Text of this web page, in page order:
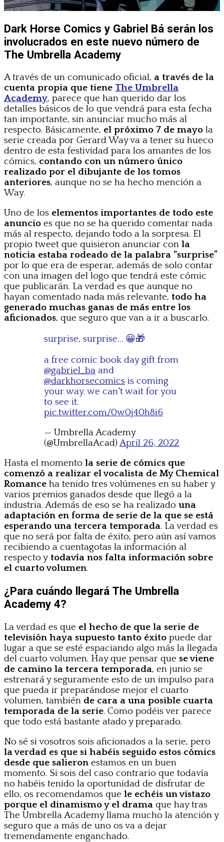
Dark Horse Comics y Gabriel Bá serán los
involucrados en este nuevo número de
The Umbrella Academy
A través de un comunicado oficial, a través de la
cuenta propia que tiene The Umbrella
Academy, parece que han querido dar los
detalles básicos de lo que vendrá para esta fecha
tan importante, sin anunciar mucho más al
respecto. Básicamente, el próximo 7 de mayo la
serie creada por Gerard Way va a tener su hueco
dentro de esta festividad para los amantes de los
cómics, contando con un número único
realizado por el dibujante de los tomos
anteriores, aunque no se ha hecho mención a
Way.
Uno de los elementos importantes de todo este
anuncio es que no se ha querido comentar nada
más al respecto, dejando todo a la sorpresa. El
propio tweet que quisieron anunciar con la
noticia estaba rodeado de la palabra “surprise”
por lo que era de esperar, además de solo contar
con una imagen del logo que tendrá este cómic
que publicarán. La verdad es que aunque no
hayan comentado nada más relevante, todo ha
generado muchas ganas de más entre los
aficionados, que seguro que van a ir a buscarlo.
surprise, surprise… 😀🎁
a free comic book day gift from
@gabriel_ba and
@darkhorsecomics is coming
your way. we can't wait for you
to see it.
pic.twitter.com/0w0j40h8i6
— Umbrella Academy
(@UmbrellaAcad) April 26, 2022
Hasta el momento la serie de cómics que
comenzó a realizar el vocalista de My Chemical
Romance ha tenido tres volúmenes en su haber y
varios premios ganados desde que llegó a la
industria. Además de eso se ha realizado una
adaptación en forma de serie de la que se está
esperando una tercera temporada. La verdad es
que no será por falta de éxito, pero aún así vamos
recibiendo a cuentagotas la información al
respecto y todavía nos falta información sobre
el cuarto volumen.
¿Para cuándo llegará The Umbrella
Academy 4?
La verdad es que el hecho de que la serie de
televisión haya supuesto tanto éxito puede dar
lugar a que se esté espaciando algo más la llegada
del cuarto volumen. Hay que pensar que se viene
de camino la tercera temporada, en junio se
estrenará y seguramente esto de un impulso para
que pueda ir preparándose mejor el cuarto
volumen, también de cara a una posible cuarta
temporada de la serie. Como podéis ver parece
que todo está bastante atado y preparado.
No sé si vosotros sois aficionados a la serie, pero
la verdad es que si habéis seguido estos cómics
desde que salieron estamos en un buen
momento. Si sois del caso contrario que todavía
no habéis tenido la oportunidad de disfrutar de
ello, os recomendamos que le echéis un vistazo
porque el dinamismo y el drama que hay tras
The Umbrella Academy llama mucho la atención y
seguro que a más de uno os va a dejar
tremendamente enganchado.